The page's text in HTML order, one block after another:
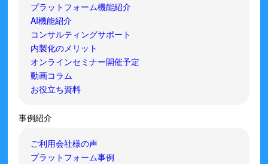
プラットフォーム機能紹介
AI機能紹介
コンサルティングサポート
内製化のメリット
オンラインセミナー開催予定
動画コラム
お役立ち資料
事例紹介
ご利用会社様の声
プラットフォーム事例